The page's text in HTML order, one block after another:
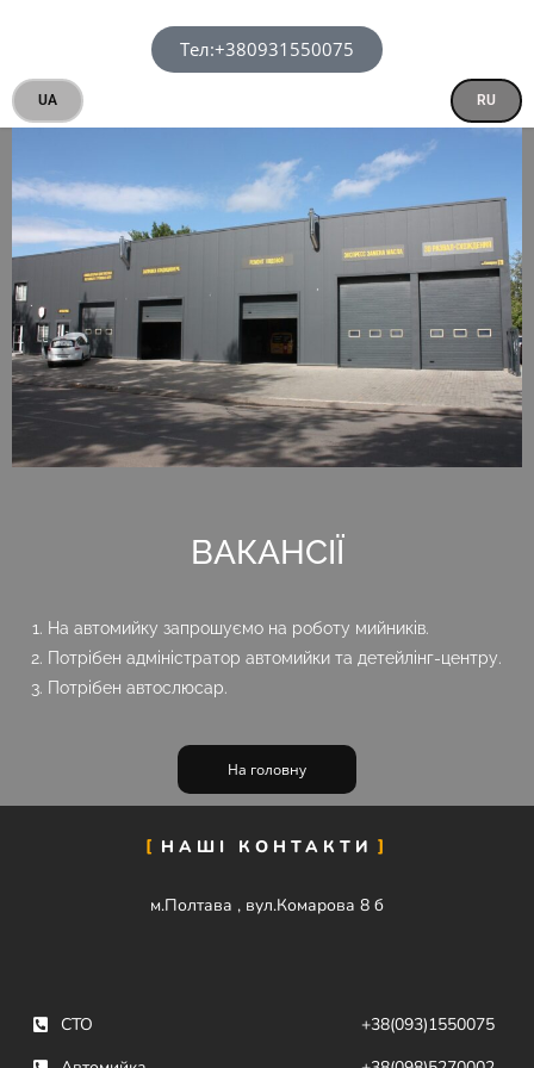
Тел:+380931550075
UA RU
ВАКАНСІЇ
На автомийку запрошуємо на роботу мийників.
Потрібен адміністратор автомийки та детейлінг-центру.
Потрібен автослюсар.
На головну
НАШІ КОНТАКТИ
м.Полтава , вул.Комарова 8 б
СТО
+38(093)1550075